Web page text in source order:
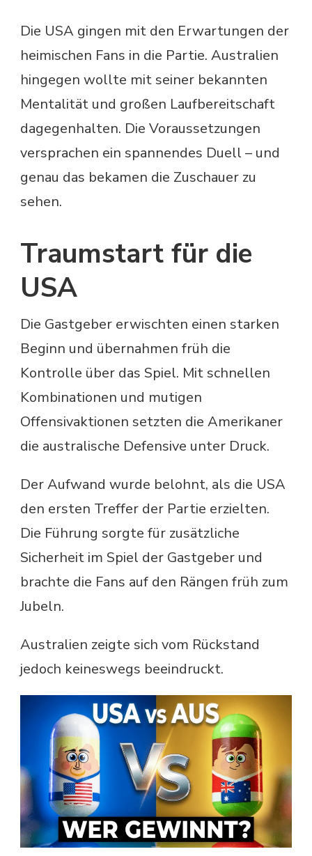
Die USA gingen mit den Erwartungen der
heimischen Fans in die Partie. Australien
hingegen wollte mit seiner bekannten
Mentalität und großen Laufbereitschaft
dagegenhalten. Die Voraussetzungen
versprachen ein spannendes Duell – und
genau das bekamen die Zuschauer zu
sehen.
Traumstart für die
USA
Die Gastgeber erwischten einen starken
Beginn und übernahmen früh die
Kontrolle über das Spiel. Mit schnellen
Kombinationen und mutigen
Offensivaktionen setzten die Amerikaner
die australische Defensive unter Druck.
Der Aufwand wurde belohnt, als die USA
den ersten Treffer der Partie erzielten.
Die Führung sorgte für zusätzliche
Sicherheit im Spiel der Gastgeber und
brachte die Fans auf den Rängen früh zum
Jubeln.
Australien zeigte sich vom Rückstand
jedoch keineswegs beeindruckt.